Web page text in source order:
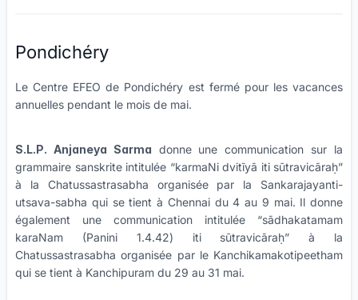
Pondichéry
Le Centre EFEO de Pondichéry est fermé pour les vacances
annuelles pendant le mois de mai.
S.L.P. Anjaneya Sarma donne une communication sur la
grammaire sanskrite intitulée “karmaNi dvitīyā iti sūtravicāraḥ”
à la Chatussastrasabha organisée par la Sankarajayanti-
utsava-sabha qui se tient à Chennai du 4 au 9 mai. Il donne
également une communication intitulée “sādhakatamam
karaNam (Panini 1.4.42) iti sūtravicāraḥ” à la
Chatussastrasabha organisée par le Kanchikamakotipeetham
qui se tient à Kanchipuram du 29 au 31 mai.